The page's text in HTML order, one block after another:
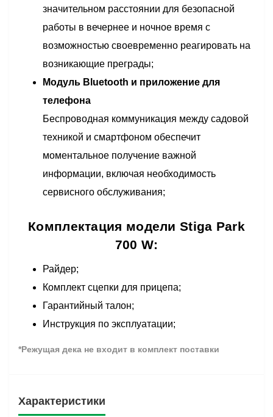
значительном расстоянии для безопасной
работы в вечернее и ночное время с
возможностью своевременно реагировать на
возникающие преграды;
Модуль Bluetooth и приложение для
телефона
Беспроводная коммуникация между садовой
техникой и смартфоном обеспечит
моментальное получение важной
информации, включая необходимость
сервисного обслуживания;
Комплектация модели Stiga Park
700 W:
Райдер;
Комплект сцепки для прицепа;
Гарантийный талон;
Инструкция по эксплуатации;
*Режущая дека не входит в комплект поставки
Характеристики